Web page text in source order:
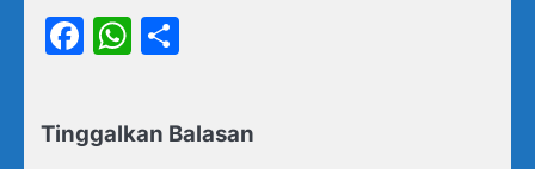
Facebook
WhatsApp
Tinggalkan Balasan